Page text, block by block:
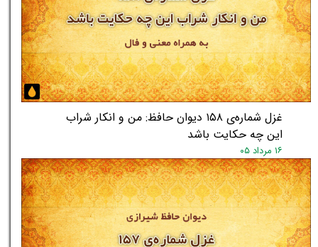
غزل شماره‌ی ۱۵۸ دیوان حافظ: من و انکار شراب
این چه حکایت باشد
۱۶ مرداد ۰۵